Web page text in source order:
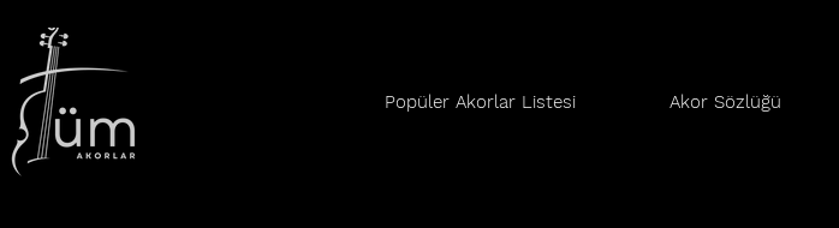
Popüler Akorlar Listesi Akor Sözlüğü